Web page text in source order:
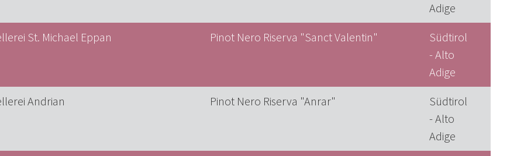
Adige
St. Michael Eppan Pinot Nero Riserva "Sanct Valentin"
Südtirol
- Alto
Adige
Andrian Pinot Nero Riserva "Anrar"
Südtirol
- Alto
Adige